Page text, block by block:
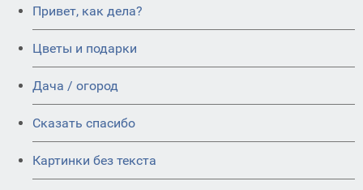
Привет, как дела?
Цветы и подарки
Дача / огород
Сказать спасибо
Картинки без текста